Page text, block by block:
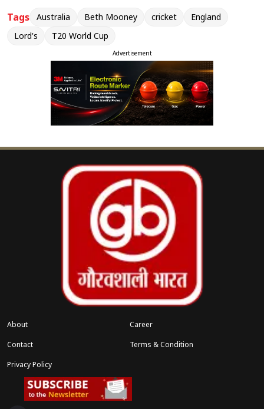
गार्डनर ने टीम को लक्ष्य तक पहुँचाया।
संबंधित खबरें
भारत को 2030 कॉमनवेल्थ गेम्स की
मेजबानी की मशाल सौंपी गई
इंग्लैंड की संघर्षपूर्ण पारीइससे पहले टॉस हारकर
बल्लेबाजी करने उतरी इंग्लैंड की टीम ने 20 ओवर में 4
विकेट खोकर 150 रन बनाए थे। कप्तान नैट सिवर-ब्रंट
(नाबाद 58) और फ्रेया कैम्प (नाबाद 44) ने पांचवें विकेट के
लिए 80 रनों की साझेदारी कर टीम को सम्मानजनक स्कोर
तक पहुँचाया, लेकिन यह स्कोर ऑस्ट्रेलिया के मजबूत
बल्लेबाजी क्रम के सामने कम साबित हुआ।
संक्षिप्त स्कोरकार्ड:
150/4 (20 ओवर) – नैट सिवर-ब्रंट 58*, फ्रेया
ऑस्ट्रेलिया:
फीबी लिचफील्ड 48
Tags Australia Beth Mooney cricket
England
Lord's
T20 World Cup
Advertisement
About
Career
Contact
Terms & Condition
Privacy Policy